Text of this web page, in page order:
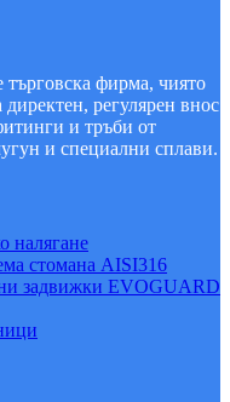
фирма, чиято
регулярен внос
и тръби от
и специални сплави.
налягане
стомана AISI316
задвижки EVOGUARD